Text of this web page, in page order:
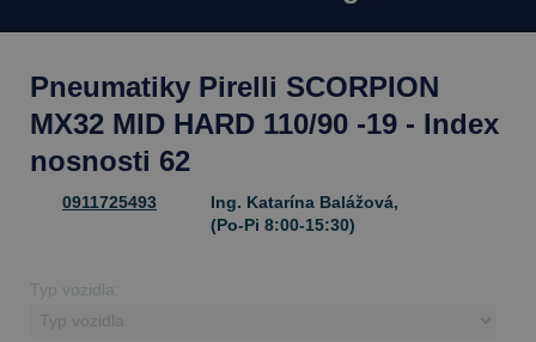
Pneumatiky Pirelli SCORPION
MX32 MID HARD 110/90 -19 - Index
nosnosti 62
0911725493
Ing. Katarína Balážová,
(Po-Pi 8:00-15:30)
Typ vozidla: